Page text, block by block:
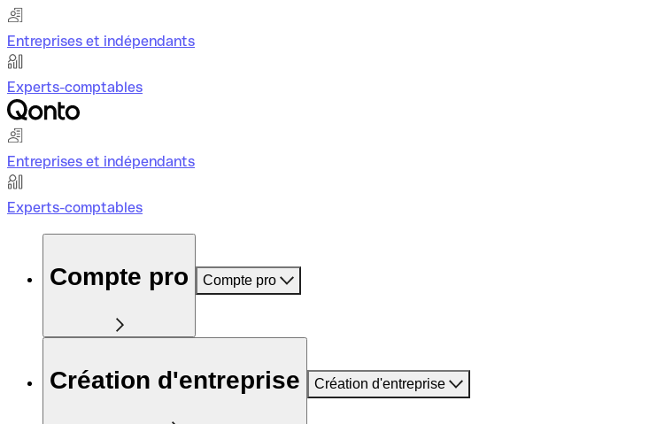
Entreprises et indépendants
Experts-comptables
Entreprises et indépendants
Experts-comptables
Compte pro Compte pro
Création d'entreprise Création d'entreprise